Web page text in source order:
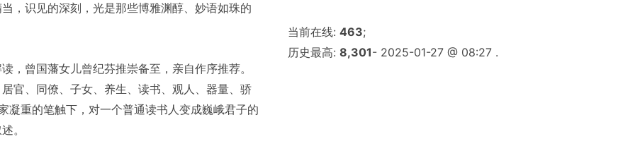
，识见的深刻，光是那些博雅渊醇、妙语如珠的
，曾国藩女儿曾纪芬推崇备至，亲自作序推荐。
官、同僚、子女、养生、读书、观人、器量、骄
重的笔触下，对一个普通读书人变成巍峨君子的
。
当前在线: 463;
历史最高: 8,301- 2025-01-27 @ 08:27 .